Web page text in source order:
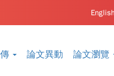
論文異動 論文瀏覽
English